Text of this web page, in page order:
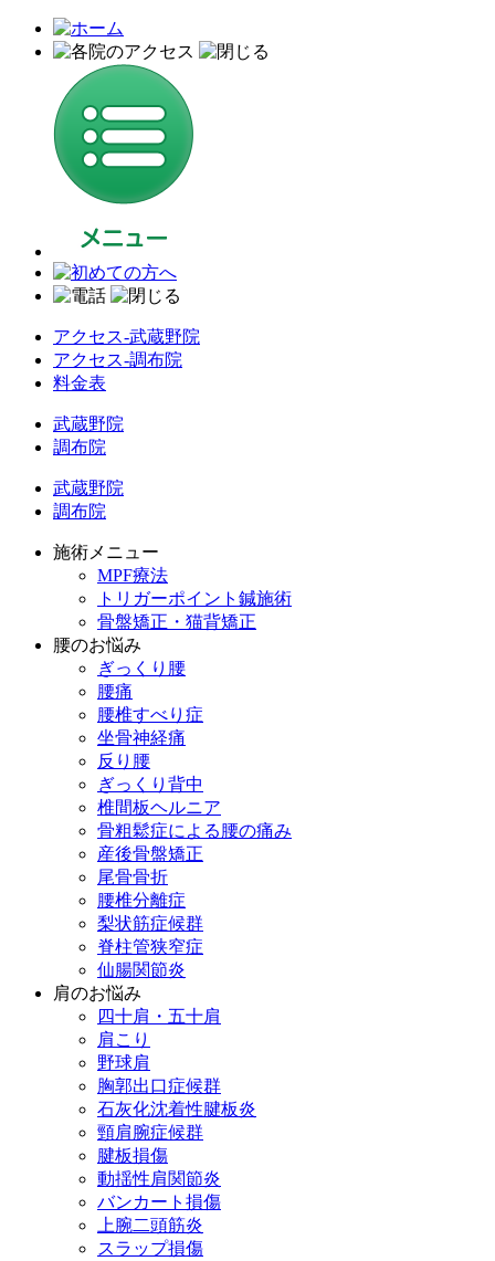
アクセス-武蔵野院
アクセス-調布院
料金表
武蔵野院
調布院
武蔵野院
調布院
施術メニュー
MPF療法
トリガーポイント鍼施術
骨盤矯正・猫背矯正
腰のお悩み
ぎっくり腰
腰痛
腰椎すべり症
坐骨神経痛
反り腰
ぎっくり背中
椎間板ヘルニア
骨粗鬆症による腰の痛み
産後骨盤矯正
尾骨骨折
腰椎分離症
梨状筋症候群
脊柱管狭窄症
仙腸関節炎
肩のお悩み
四十肩・五十肩
肩こり
野球肩
胸郭出口症候群
石灰化沈着性腱板炎
頸肩腕症候群
腱板損傷
動揺性肩関節炎
バンカート損傷
上腕二頭筋炎
スラップ損傷